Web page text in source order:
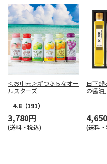
＜お中元＞新つぶらなオー
ルスターズ
4.8 （191）
3,780円
(送料・税込)
日下
の醤油
(送料